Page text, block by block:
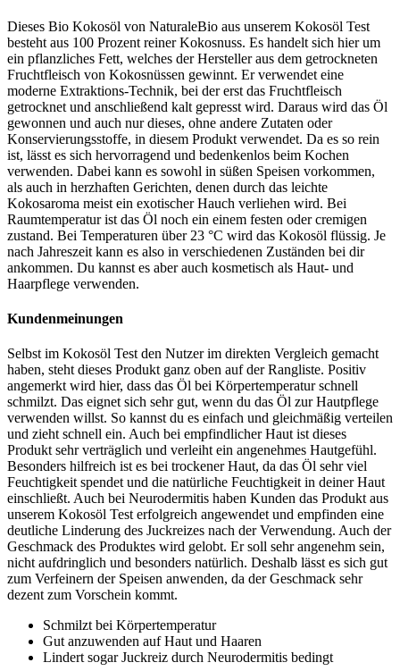
Dieses Bio Kokosöl von NaturaleBio aus unserem Kokosöl Test
besteht aus 100 Prozent reiner Kokosnuss. Es handelt sich hier um
ein pflanzliches Fett, welches der Hersteller aus dem getrockneten
Fruchtfleisch von Kokosnüssen gewinnt. Er verwendet eine
moderne Extraktions-Technik, bei der erst das Fruchtfleisch
getrocknet und anschließend kalt gepresst wird. Daraus wird das Öl
gewonnen und auch nur dieses, ohne andere Zutaten oder
Konservierungsstoffe, in diesem Produkt verwendet. Da es so rein
ist, lässt es sich hervorragend und bedenkenlos beim Kochen
verwenden. Dabei kann es sowohl in süßen Speisen vorkommen,
als auch in herzhaften Gerichten, denen durch das leichte
Kokosaroma meist ein exotischer Hauch verliehen wird. Bei
Raumtemperatur ist das Öl noch ein einem festen oder cremigen
zustand. Bei Temperaturen über 23 °C wird das Kokosöl flüssig. Je
nach Jahreszeit kann es also in verschiedenen Zuständen bei dir
ankommen. Du kannst es aber auch kosmetisch als Haut- und
Haarpflege verwenden.
Kundenmeinungen
Selbst im Kokosöl Test den Nutzer im direkten Vergleich gemacht
haben, steht dieses Produkt ganz oben auf der Rangliste. Positiv
angemerkt wird hier, dass das Öl bei Körpertemperatur schnell
schmilzt. Das eignet sich sehr gut, wenn du das Öl zur Hautpflege
verwenden willst. So kannst du es einfach und gleichmäßig verteilen
und zieht schnell ein. Auch bei empfindlicher Haut ist dieses
Produkt sehr verträglich und verleiht ein angenehmes Hautgefühl.
Besonders hilfreich ist es bei trockener Haut, da das Öl sehr viel
Feuchtigkeit spendet und die natürliche Feuchtigkeit in deiner Haut
einschließt. Auch bei Neurodermitis haben Kunden das Produkt aus
unserem Kokosöl Test erfolgreich angewendet und empfinden eine
deutliche Linderung des Juckreizes nach der Verwendung. Auch der
Geschmack des Produktes wird gelobt. Er soll sehr angenehm sein,
nicht aufdringlich und besonders natürlich. Deshalb lässt es sich gut
zum Verfeinern der Speisen anwenden, da der Geschmack sehr
dezent zum Vorschein kommt.
Schmilzt bei Körpertemperatur
Gut anzuwenden auf Haut und Haaren
Lindert sogar Juckreiz durch Neurodermitis bedingt